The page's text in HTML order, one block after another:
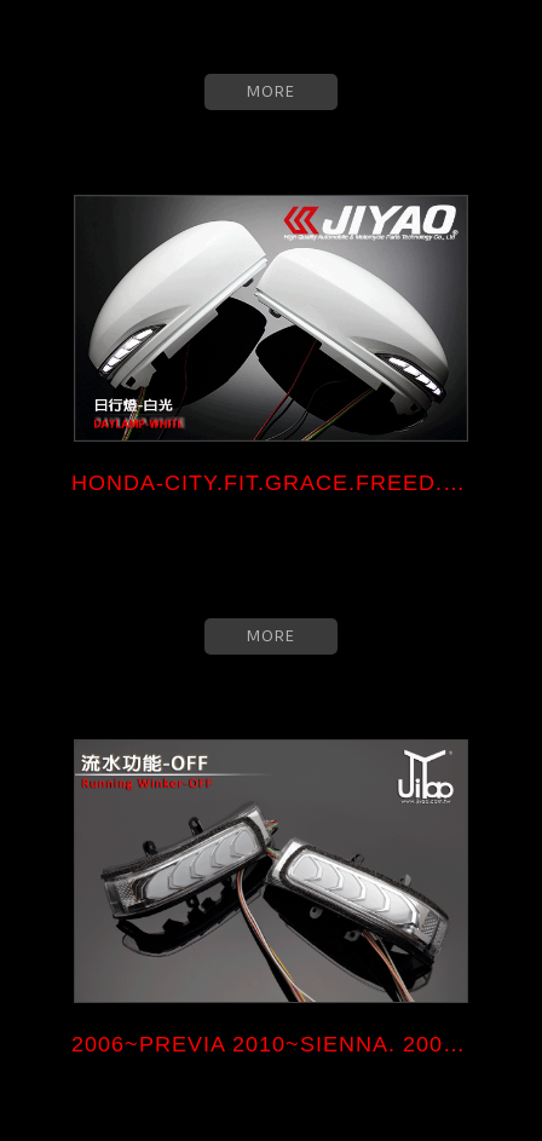
MORE
HONDA-CITY.FIT.GRACE.FREED.SHU...
MORE
2006~PREVIA 2010~SIENNA. 2008~...